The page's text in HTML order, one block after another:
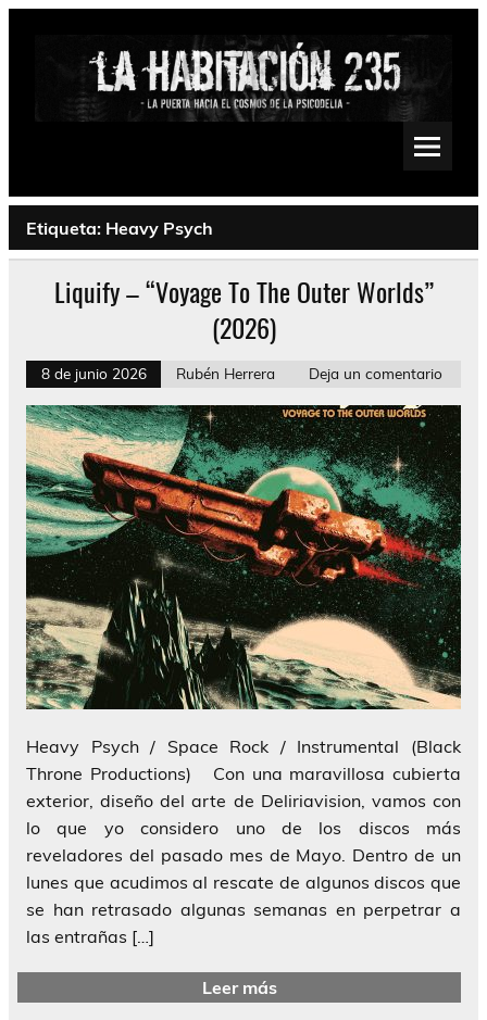
Saltar
Psychedelic, Stoner, Doom, Sludge, Fuzz, Space, Drone
Etiqueta: Heavy Psych
Liquify – “Voyage To The Outer Worlds”
(2026)
8 de junio 2026 Rubén Herrera Deja un comentario
Heavy Psych / Space Rock / Instrumental (Black
Throne Productions) Con una maravillosa cubierta
exterior, diseño del arte de Deliriavision, vamos con
lo que yo considero uno de los discos más
reveladores del pasado mes de Mayo. Dentro de un
lunes que acudimos al rescate de algunos discos que
se han retrasado algunas semanas en perpetrar a
las entrañas […]
Leer más